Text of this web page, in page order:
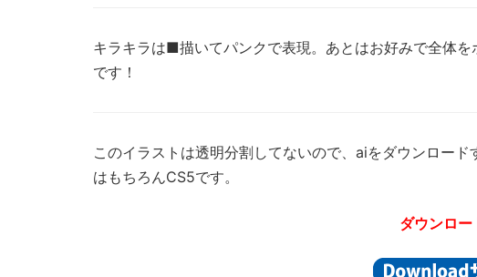
キラキラは■描いてパンクで表現。あとはお好みで全体
です！
このイラストは透明分割してないので、aiをダウンロー
はもちろんCS5です。
ダウンロ